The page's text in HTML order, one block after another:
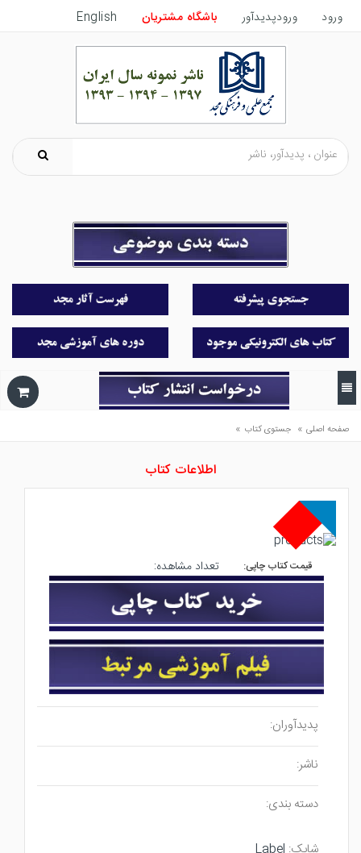
ورود ورودپدیدآور باشگاه مشتریان English
صفحه اصلی » جستوی کتاب »
اطلاعات کتاب
قیمت کتاب چاپی: تعداد مشاهده:
پدیدآوران:
ناشر:
دسته بندی: